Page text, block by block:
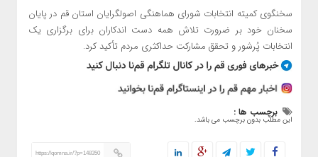
سخنگوی کمیته انتخابات شورای هماهنگی اصولگرایان استان قم در پایان
سخنان خود بر ضرورت تلاش همه دست اندکاران برای برگزاری یک
انتخابات پُرشور و تحقق مشارکت حداکثری مردم تأکید کرد.
برچسب ها :
این مطلب بدون برچسب می باشد.
https://qomna.ir/?p=148350